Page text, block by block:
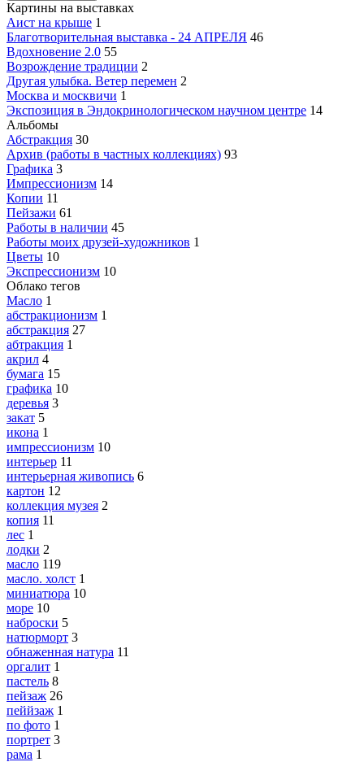
Картины на выставках
Аист на крыше 1
Благотворительная выставка - 24 АПРЕЛЯ 46
Вдохновение 2.0 55
Возрождение традиции 2
Другая улыбка. Ветер перемен 2
Москва и москвичи 1
Экспозиция в Эндокринологическом научном центре 14
Альбомы
Абстракция 30
Архив (работы в частных коллекциях) 93
Графика 3
Импрессионизм 14
Копии 11
Пейзажи 61
Работы в наличии 45
Работы моих друзей-художников 1
Цветы 10
Экспрессионизм 10
Облако тегов
Масло 1
абстракционизм 1
абстракция 27
абтракция 1
акрил 4
бумага 15
графика 10
деревья 3
закат 5
икона 1
импрессионизм 10
интерьер 11
интерьерная живопись 6
картон 12
коллекция музея 2
копия 11
лес 1
лодки 2
масло 119
масло. холст 1
миниатюра 10
море 10
наброски 5
натюрморт 3
обнаженная натура 11
оргалит 1
пастель 8
пейзаж 26
пеййзаж 1
по фото 1
портрет 3
рама 1